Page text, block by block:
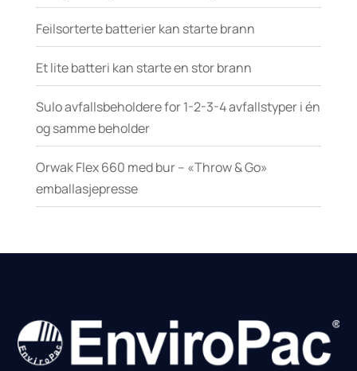
Feilsorterte batterier kan starte brann
Et lite batteri kan starte en stor brann
Sulo avfallsbeholdere for 1-2-3-4 avfallstyper i én
og samme beholder
Orwak Flex 660 med bur – «Throw & Go»
emballasjepresse